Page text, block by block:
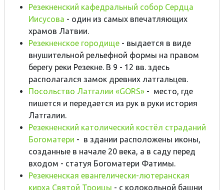
Резекненский кафедральный собор Сердца
Иисусова - один из самых впечатляющих
храмов Латвии.
Резекненское городище - выдается в виде
внушительной рельефной формы на правом
берегу реки Резекне. В 9 - 12 вв. здесь
располагался замок древних латгальцев.
Посольство Латгалии «GORS» - место, где
пишется и передается из рук в руки история
Латгалии.
Резекненский католический костёл страданий
Богоматери - в здании расположены иконы,
созданные в начале 20 века, а в саду перед
входом - статуя Богоматери Фатимы.
Резекненская евангелически-лютеранская
кирха Святой Троицы - c колокольной башни